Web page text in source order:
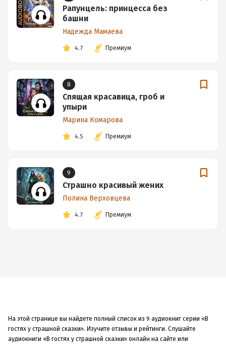
Рапунцель: принцесса без
башни
Надежда Мамаева
4.7 Премиум
8
Спящая красавица, гроб и
упыри
Марина Комарова
4.5 Премиум
9
Страшно красивый жених
Полина Верховцева
4.7 Премиум
На этой странице вы найдете полный список из 9 аудиокниг серии «В
гостях у страшной сказки». Изучите отзывы и рейтинги. Слушайте
аудиокниги «В гостях у страшной сказки» онлайн на сайте или